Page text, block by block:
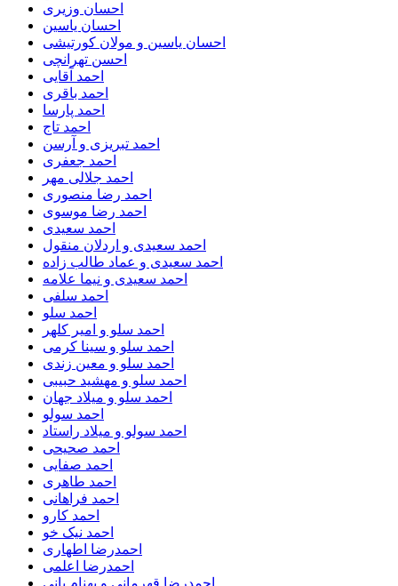
احسان وزیری
احسان یاسین
احسان یاسین و مولان کورتیشی
احسن تهرانچی
احمد آقایی
احمد باقری
احمد پارسا
احمد تاج
احمد تبریزی و آرسن
احمد جعفری
احمد جلالی مهر
احمد رضا منصوری
احمد رضا موسوی
احمد سعیدی
احمد سعیدی و اردلان منقول
احمد سعیدی و عماد طالب زاده
احمد سعیدی و نیما علامه
احمد سلفی
احمد سلو
احمد سلو و امیر کلهر
احمد سلو و سینا کرمی
احمد سلو و معین زندی
احمد سلو و مهشید حبیبی
احمد سلو و میلاد جهان
احمد سولو
احمد سولو و میلاد راستاد
احمد صحیحی
احمد صفایی
احمد طاهری
احمد فراهانی
احمد کارو
احمد نیک خو
احمدرضا اطهاری
احمدرضا اعلمی
احمدرضا قهرمانی و بهنام بانی